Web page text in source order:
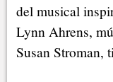
del musical
Lynn Ahrens,
Susan Stroman,